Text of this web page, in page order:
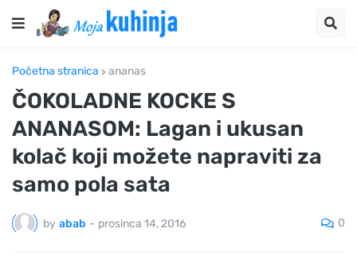
Početna stranica ananas
ČOKOLADNE KOCKE S
ANANASOM: Lagan i ukusan
kolač koji možete napraviti za
samo pola sata
by abab - prosinca 14, 2016 0